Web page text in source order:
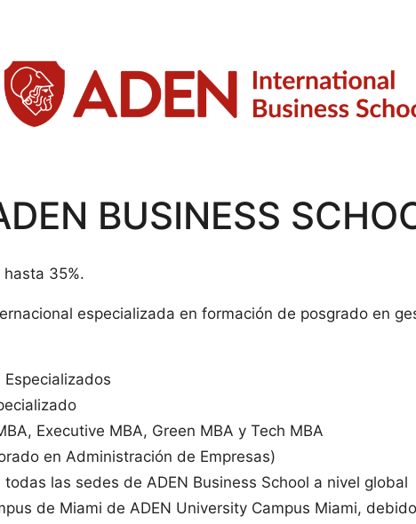
BUSINESS
35%.
especializada en formación de posgrado en
Especializados
Executive MBA, Green MBA y Tech MBA
en Administración de Empresas)
las sedes de ADEN Business School a nivel global
de Miami de ADEN University Campus Miami,